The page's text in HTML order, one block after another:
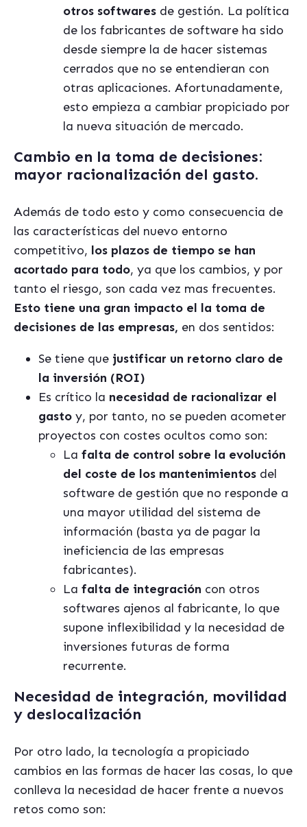
otros softwares de gestión. La política
de los fabricantes de software ha sido
desde siempre la de hacer sistemas
cerrados que no se entendieran con
otras aplicaciones. Afortunadamente,
esto empieza a cambiar propiciado por
la nueva situación de mercado.
Cambio en la toma de decisiones:
mayor racionalización del gasto.
Además de todo esto y como consecuencia de
las características del nuevo entorno
competitivo, los plazos de tiempo se han
acortado para todo, ya que los cambios, y por
tanto el riesgo, son cada vez mas frecuentes.
Esto tiene una gran impacto el la toma de
decisiones de las empresas, en dos sentidos:
Se tiene que justificar un retorno claro de
la inversión (ROI)
Es crítico la necesidad de racionalizar el
gasto y, por tanto, no se pueden acometer
proyectos con costes ocultos como son:
La falta de control sobre la evolución
del coste de los mantenimientos del
software de gestión que no responde a
una mayor utilidad del sistema de
información (basta ya de pagar la
ineficiencia de las empresas
fabricantes).
La falta de integración con otros
softwares ajenos al fabricante, lo que
supone inflexibilidad y la necesidad de
inversiones futuras de forma
recurrente.
Necesidad de integración, movilidad
y deslocalización
Por otro lado, la tecnología a propiciado
cambios en las formas de hacer las cosas, lo que
conlleva la necesidad de hacer frente a nuevos
retos como son: